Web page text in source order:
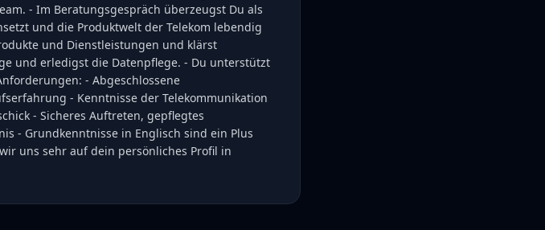
- Im Beratungsgespräch überzeugst Du als
und die Produktwelt der Telekom lebendig
und Dienstleistungen und klärst
und erledigst die Datenpflege. - Du unterstützt
- Abgeschlossene
- Kenntnisse der Telekommunikation
- Sicheres Auftreten, gepflegtes
- Grundkenntnisse in Englisch sind ein Plus
uns sehr auf dein persönliches Profil in